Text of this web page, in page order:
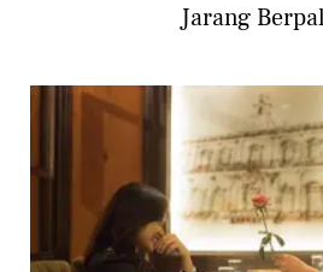
Jarang